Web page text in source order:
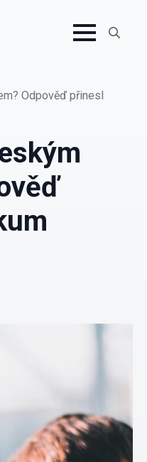
Odpověď přinesl